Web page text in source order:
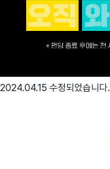
2024.04.15 수정되었습니다.